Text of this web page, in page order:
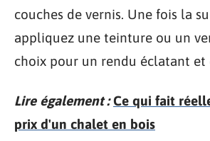
couches de vernis. Une fois la
appliquez une teinture ou un
choix pour un rendu éclatant et
Lire également : Ce qui fait
prix d'un chalet en bois